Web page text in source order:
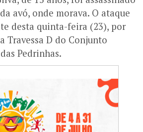
avó, onde morava. O ataque
desta quinta-feira (23), por
Travessa D do Conjunto
Pedrinhas.